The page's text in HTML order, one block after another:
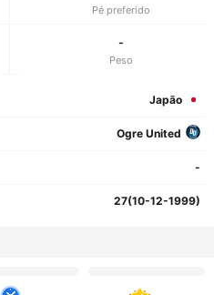
Pé preferido
-
Peso
Japão
Ogre United
-
27(10-12-1999)